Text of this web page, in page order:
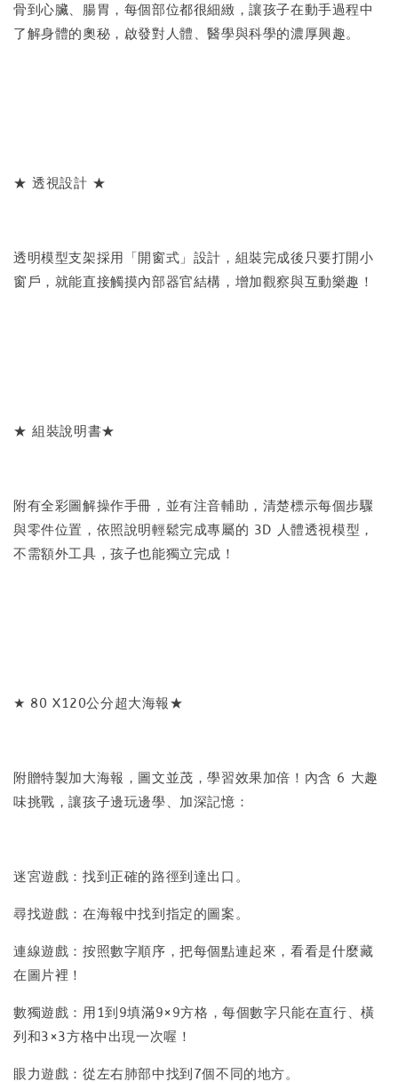
骨到心臟、腸胃，每個部位都很細緻，讓孩子在動手過程中
了解身體的奧秘，啟發對人體、醫學與科學的濃厚興趣。
★ 透視設計 ★
透明模型支架採用「開窗式」設計，組裝完成後只要打開小
窗戶，就能直接觸摸內部器官結構，增加觀察與互動樂趣！
★ 組裝說明書★
附有全彩圖解操作手冊，並有注音輔助，清楚標示每個步驟
與零件位置，依照說明輕鬆完成專屬的 3D 人體透視模型，
不需額外工具，孩子也能獨立完成！
★ 80 X120公分超大海報★
附贈特製加大海報，圖文並茂，學習效果加倍！內含 6 大趣
味挑戰，讓孩子邊玩邊學、加深記憶：
迷宮遊戲：找到正確的路徑到達出口。
尋找遊戲：在海報中找到指定的圖案。
連線遊戲：按照數字順序，把每個點連起來，看看是什麼藏
在圖片裡！
數獨遊戲：用1到9填滿9×9方格，每個數字只能在直行、橫
列和3×3方格中出現一次喔！
眼力遊戲：從左右肺部中找到7個不同的地方。